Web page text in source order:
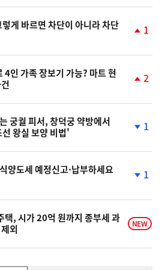
일
게 바르면 차단이 아니라 차단
상
1
4인 가족 장보기 가능? 마트 현
상
2
궁궐 피서, 창덕궁 약방에서
왕실 보양 비법'
하
1
양도세 예정신고·납부하세요
하
락
1
택, 시가 20억 원까지 종부세 과
외
NEW